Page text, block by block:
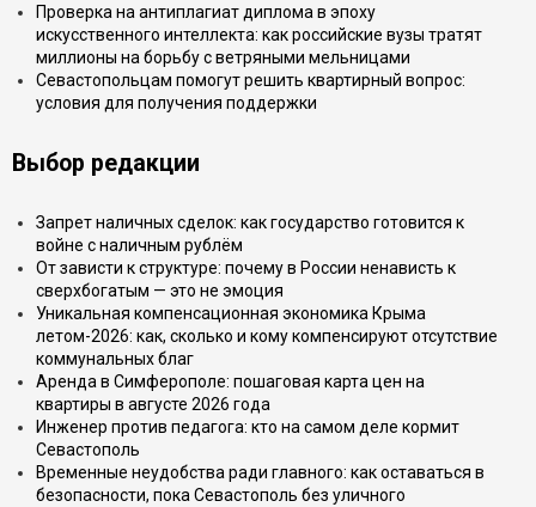
Проверка на антиплагиат диплома в эпоху
искусственного интеллекта: как российские вузы тратят
миллионы на борьбу с ветряными мельницами
Севастопольцам помогут решить квартирный вопрос:
условия для получения поддержки
Выбор редакции
Запрет наличных сделок: как государство готовится к
войне с наличным рублём
От зависти к структуре: почему в России ненависть к
сверхбогатым — это не эмоция
Уникальная компенсационная экономика Крыма
летом-2026: как, сколько и кому компенсируют отсутствие
коммунальных благ
Аренда в Симферополе: пошаговая карта цен на
квартиры в августе 2026 года
Инженер против педагога: кто на самом деле кормит
Севастополь
Временные неудобства ради главного: как оставаться в
безопасности, пока Севастополь без уличного